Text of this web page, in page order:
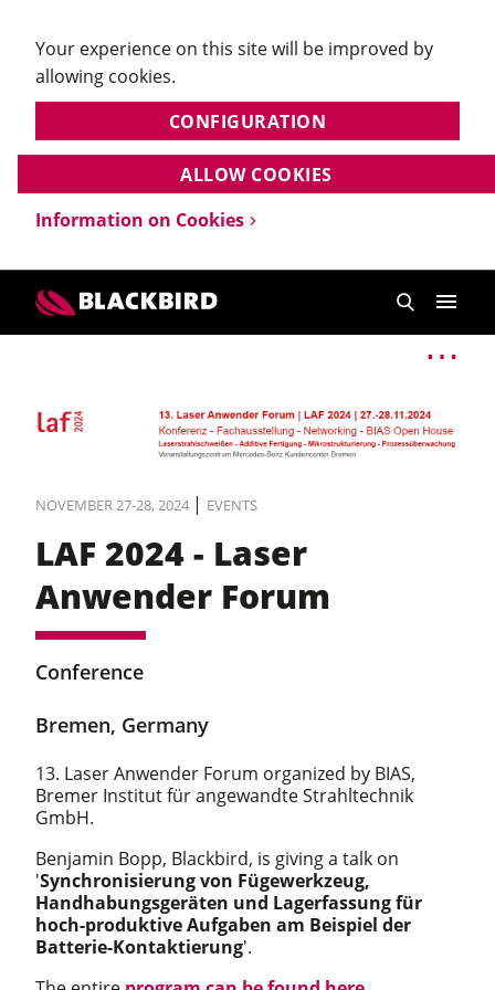
Your experience on this site will be improved by
allowing cookies.
CONFIGURATION
Information on Cookies
ALLOW COOKIES
NOVEMBER 27-28, 2024 | EVENTS
LAF 2024 - Laser
Anwender Forum
Conference
Bremen, Germany
13. Laser Anwender Forum organized by BIAS,
Bremer Institut für angewandte Strahltechnik
GmbH.
Benjamin Bopp, Blackbird, is giving a talk on
'Synchronisierung von Fügewerkzeug,
Handhabungsgeräten und Lagerfassung für
hoch-produktive Aufgaben am Beispiel der
Batterie-Kontaktierung'.